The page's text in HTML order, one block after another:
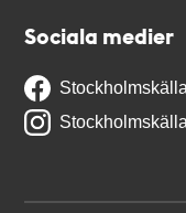
Sociala medier